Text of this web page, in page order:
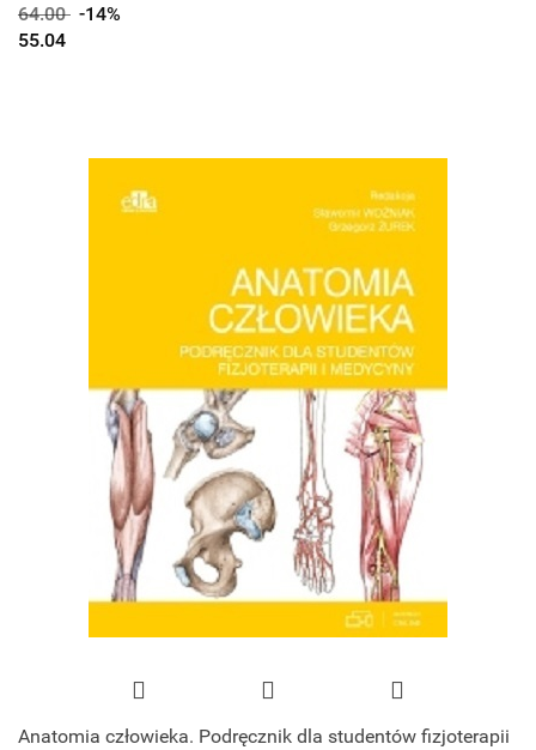
64.00 -14%
55.04
Anatomia człowieka. Podręcznik dla studentów fizjoterapii